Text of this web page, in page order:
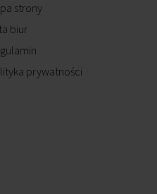
strony
biur
prywatności